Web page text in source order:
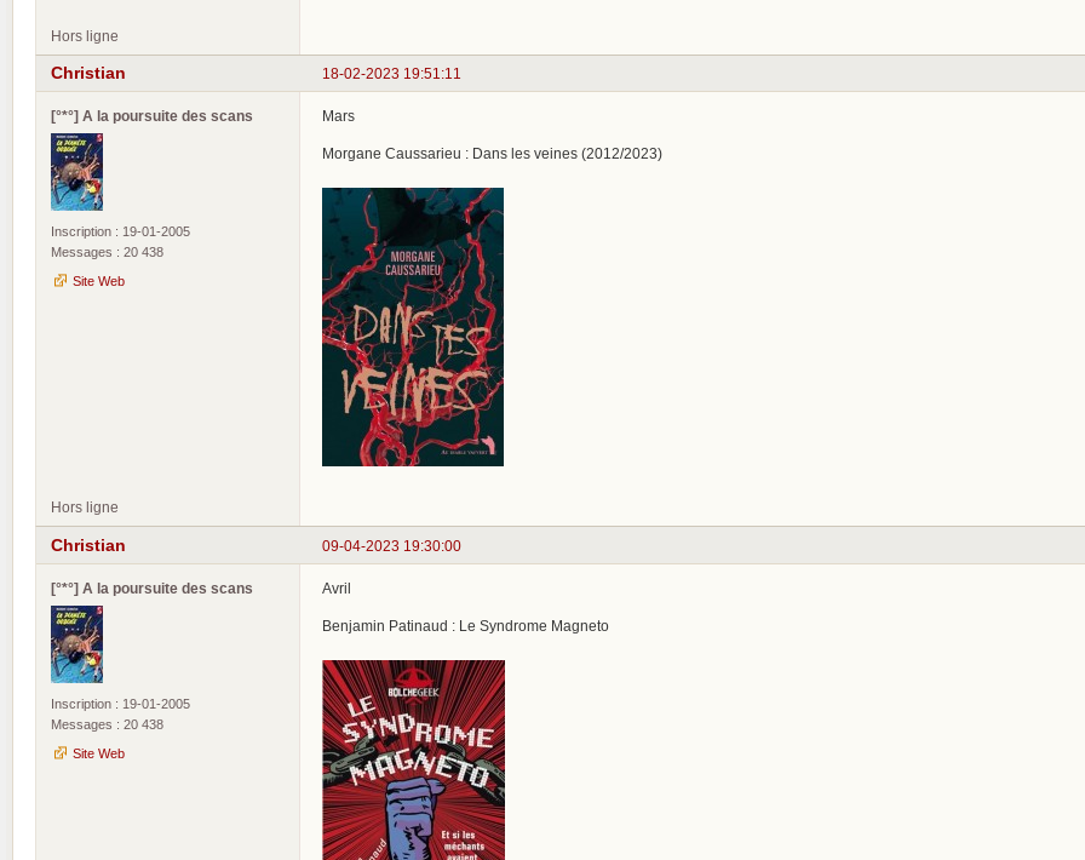
Hors ligne
18-02-2023 19:51:11
Christian
[°*°] A la poursuite des scans
Inscription : 19-01-2005
Messages : 20 438
Site Web
Mars
Morgane Caussarieu : Dans les veines (2012/2023)
Hors ligne
09-04-2023 19:30:00
Christian
[°*°] A la poursuite des scans
Inscription : 19-01-2005
Messages : 20 438
Site Web
Avril
Benjamin Patinaud : Le Syndrome Magneto